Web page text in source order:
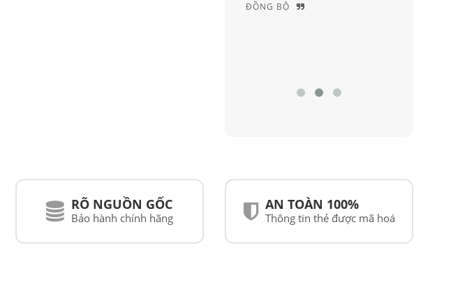
ĐỒNG BỘ
RÕ NGUỒN GỐC
Bảo hành chính hãng
AN TOÀN 100%
Thông tin thẻ được mã hoá